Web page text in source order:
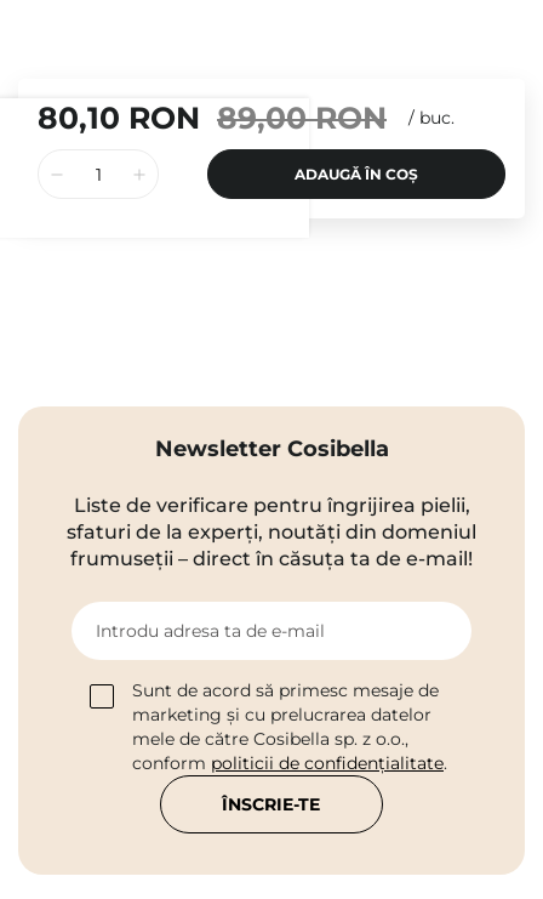
80,10 RON 89,00 RON / buc.
ADAUGĂ ÎN COȘ
Newsletter Cosibella
Liste de verificare pentru îngrijirea pielii,
sfaturi de la experți, noutăți din domeniul
frumuseții – direct în căsuța ta de e-mail!
Introdu adresa ta de e-mail
Sunt de acord să primesc mesaje de
marketing și cu prelucrarea datelor
mele de către Cosibella sp. z o.o.,
conform politicii de confidențialitate.
ÎNSCRIE-TE